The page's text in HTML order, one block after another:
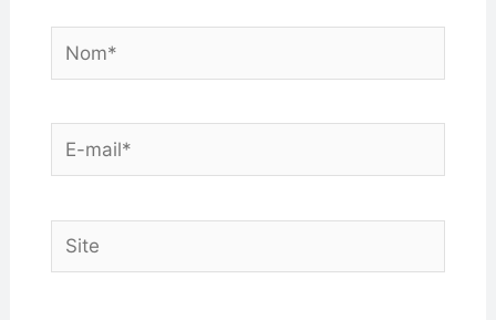
Nom*
E-
mail*
Site